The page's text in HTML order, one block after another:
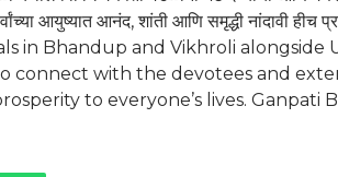
आयुष्यात आनंद, शांती आणि समृद्धी नांदावी हीच
in Bhandup and Vikhroli alongside
connect with the devotees and
to everyone’s lives. Ganpati